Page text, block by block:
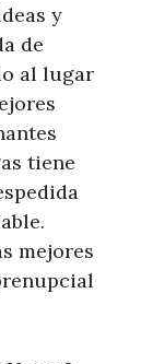
y
de
al lugar
tiene
mejores